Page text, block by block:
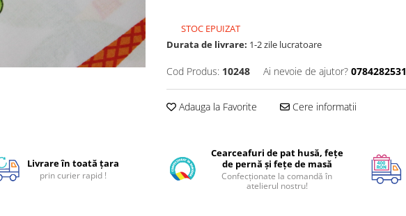
STOC EPUIZAT
Durata de livrare: 1-2 zile lucratoare
Cod Produs: 10248 Ai nevoie de ajutor? 0784282531
Adauga la Favorite Cere informatii
Livrare în toată țara
prin curier rapid !
Cearceafuri de pat husă, fețe
de pernă și fețe de masă
Confecționate la comandă în
atelierul nostru!